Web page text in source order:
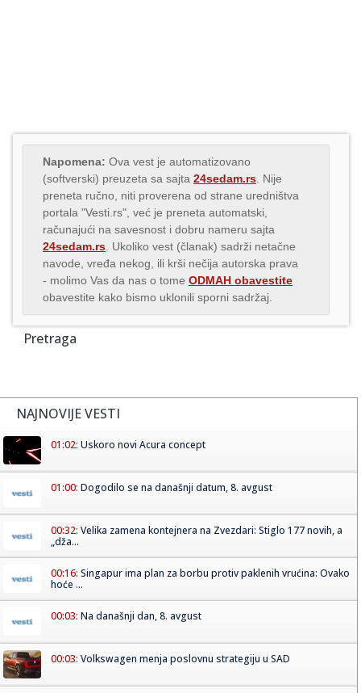
Napomena: Ova vest je automatizovano
(softverski) preuzeta sa sajta 24sedam.rs . Nije
preneta ručno, niti proverena od strane uredništva
portala "Vesti.rs", već je preneta automatski,
računajući na savesnost i dobru nameru sajta
24sedam.rs . Ukoliko vest (članak) sadrži netačne
navode, vređa nekog, ili krši nečija autorska prava
- molimo Vas da nas o tome ODMAH obavestite
obavestite kako bismo uklonili sporni sadržaj.
Pretraga
NAJNOVIJE VESTI
01:02: Uskoro novi Acura concept
01:00: Dogodilo se na današnji datum, 8. avgust
00:32: Velika zamena kontejnera na Zvezdari: Stiglo 177 novih, a
„dža...
00:16: Singapur ima plan za borbu protiv paklenih vrućina: Ovako
hoće ...
00:03: Na današnji dan, 8. avgust
00:03: Volkswagen menja poslovnu strategiju u SAD